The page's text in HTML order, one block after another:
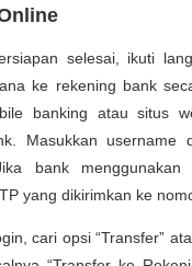
selesai, ikuti
ke rekening bank
banking atau situs
Masukkan username
bank menggunakan
yang dikirimkan ke
cari opsi “Transfer”